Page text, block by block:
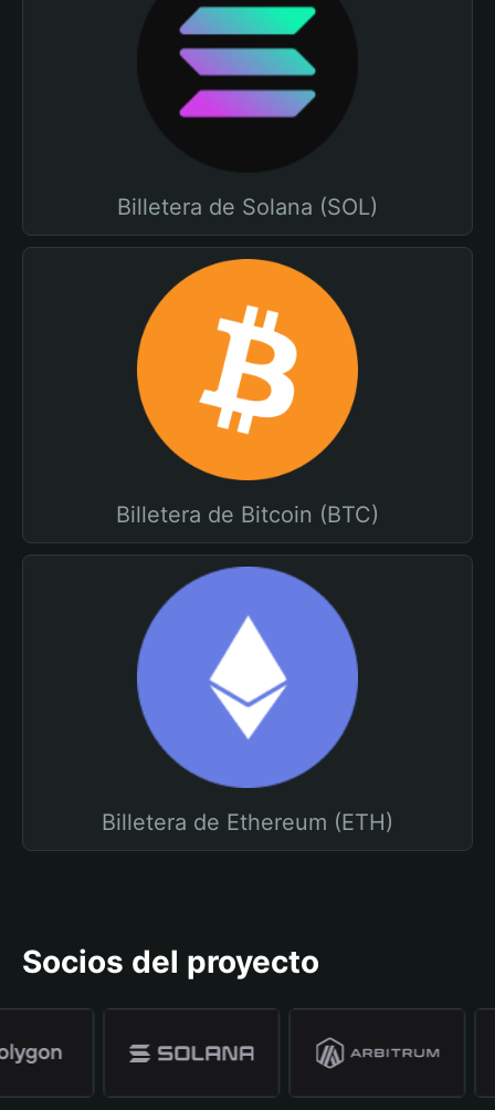
Billetera de Solana (SOL)
Billetera de Bitcoin (BTC)
Billetera de Ethereum (ETH)
Socios del proyecto